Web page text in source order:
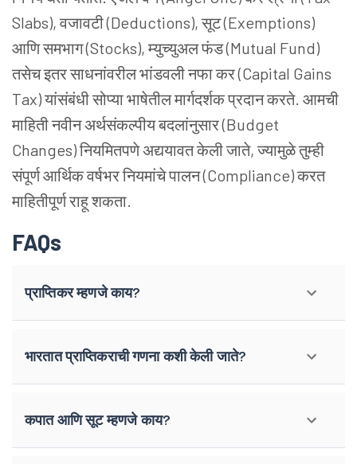
Slabs), वजावटी (Deductions), सूट (Exemptions)
आणि समभाग (Stocks), म्युच्युअल फंड (Mutual Fund)
तसेच इतर साधनांवरील भांडवली नफा कर (Capital Gains
Tax) यांसंबंधी सोप्या भाषेतील मार्गदर्शक प्रदान करते. आमची
माहिती नवीन अर्थसंकल्पीय बदलांनुसार (Budget
Changes) नियमितपणे अद्ययावत केली जाते, ज्यामुळे तुम्ही
संपूर्ण आर्थिक वर्षभर नियमांचे पालन (Compliance) करत
माहितीपूर्ण राहू शकता.
FAQs
प्राप्तिकर म्हणजे काय?
भारतात प्राप्तिकराची गणना कशी केली जाते?
कपात आणि सूट म्हणजे काय?